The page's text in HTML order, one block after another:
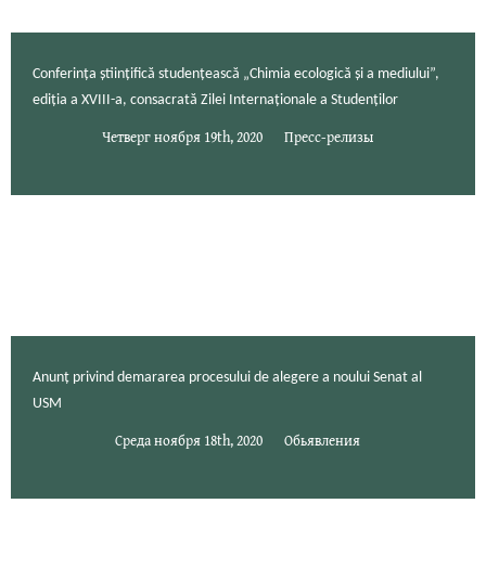
Conferința științifică studențească „Chimia ecologică și a mediului”,
ediția a XVIII-a, consacrată Zilei Internaționale a Studenților
Четверг ноября 19th, 2020 Пресс-релизы
Anunț privind demararea procesului de alegere a noului Senat al
USM
Среда ноября 18th, 2020 Обьявления